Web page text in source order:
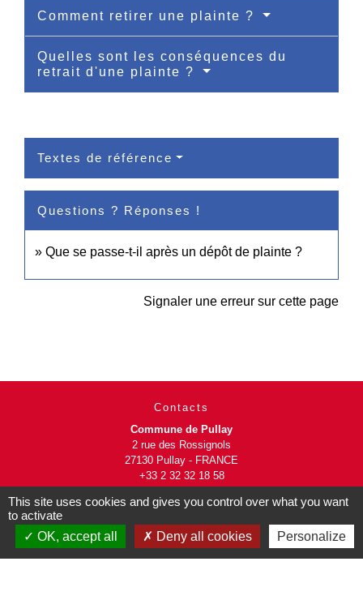
Comment retirer une plainte ?
Quelles sont les conséquences du
retrait d'une plainte ?
Textes de référence
Questions ? Réponses !
Que se passe-t-il après un dépôt de plainte ?
Signaler une erreur sur cette page
Contacts
Commune de Pullay
2 rue des Rossignols
27130 Pullay - FRANCE
+33 2 32 32 18 58
Site internet :
www.pullay.fr
This site uses cookies and gives you control over what you want
to activate
OK, accept all
Deny all cookies Personalize